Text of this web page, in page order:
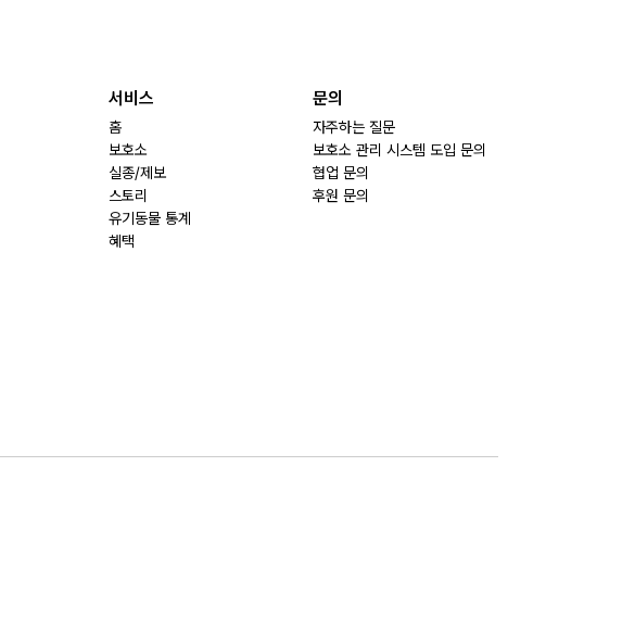
서비스
홈
보호소
실종/제보
스토리
유기동물 통계
혜택
문의
자주하는 질문
보호소 관리 시스템 도입 문의
협업 문의
후원 문의